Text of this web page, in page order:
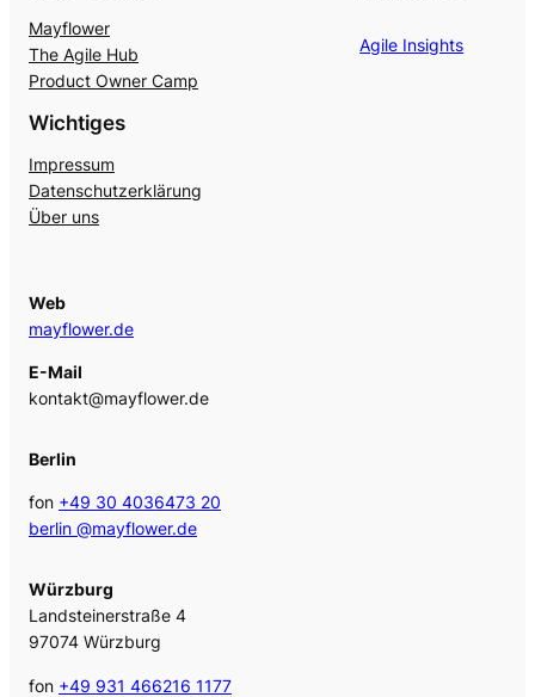
Mayflower
The Agile Hub
Product Owner Camp
Agile Insights
Wichtiges
Impressum
Datenschutzerklärung
Über uns
Web
mayflower.de
E-Mail
kontakt@mayflower.de
Berlin
fon +49 30 4036473 20
berlin @mayflower.de
Würzburg
Landsteinerstraße 4
97074 Würzburg
fon +49 931 466216 1177